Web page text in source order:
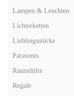
Lampen & Leuchten
Lichterketten
Lieblingsstücke
Paravents
Raumdüfte
Regale